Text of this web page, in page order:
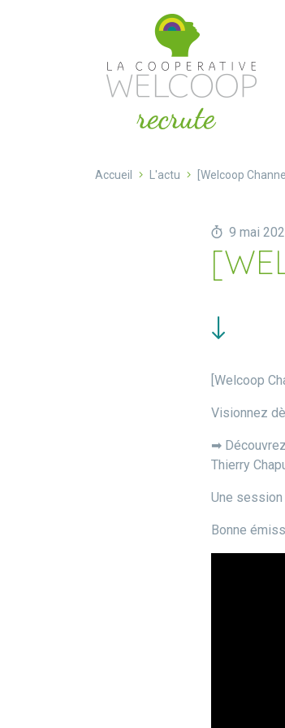
Accueil L'actu [Welcoop
9 mai
[Welcoop
Visionnez
➡
Thierry
Une
Bonne